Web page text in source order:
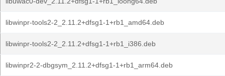
libwinpr-tools2-2_2.11.2+dfsg1-1+rb1_amd64.deb
libwinpr-tools2-2_2.11.2+dfsg1-1+rb1_i386.deb
libwinpr2-2-dbgsym_2.11.2+dfsg1-1+rb1_arm64.deb